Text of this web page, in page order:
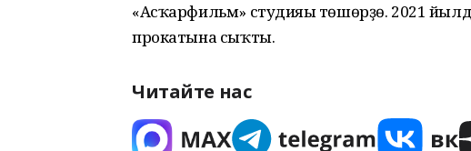
«Асҡарфильм» студияһы төшөрҙө. 2021
прокатына сыҡты.
Читайте нас